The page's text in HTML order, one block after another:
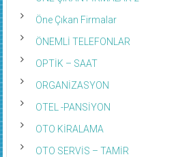
Öne Çıkan Firmalar
ÖNEMLİ TELEFONLAR
OPTİK – SAAT
ORGANİZASYON
OTEL -PANSİYON
OTO KİRALAMA
OTO SERVİS – TAMİR